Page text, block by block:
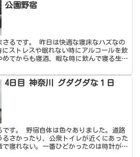
公園野宿
さるです。 昨日は快適な寝床なハズなの
ストレスや眠れない時にアルコールを飲
てからも寝酒、暇な時に飲んで寝る生活
4日目 神奈川 グダグダな１日
です。 野宿自体は色々ありました。道路
さかったり、公衆トイレが近くにあった
寝れない。一番ひどかったのは時計がて